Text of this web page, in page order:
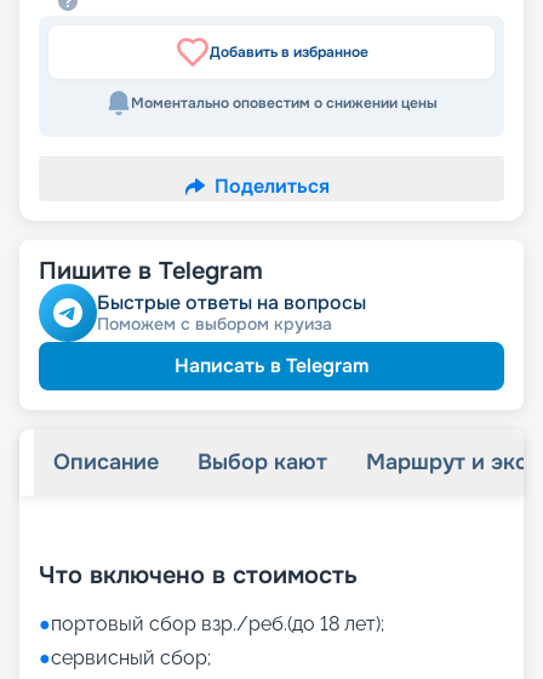
Добавить в избранное
Моментально оповестим о снижении цены
Поделиться
Пишите в Telegram
Быстрые ответы на вопросы
Поможем с выбором круиза
Написать в Telegram
Описание Выбор кают Маршрут и
Что включено в стоимость
●портовый сбор взр./реб.(до 18 лет);
●сервисный сбор;